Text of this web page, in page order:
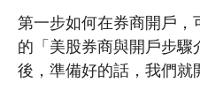
第一步如何在券商開戶，
的「美股券商與開戶步驟
後，準備好的話，我們就